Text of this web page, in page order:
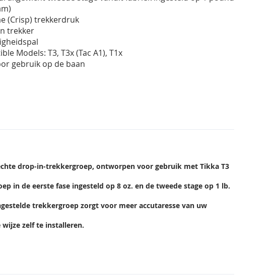
(Crisp) trekkerdruk
trekker
Models: T3, T3x (Tac A1), T1x
gebruik op de baan
drop-in-trekkergroep, ontworpen voor gebruik met Tikka T3
in de eerste fase ingesteld op 8 oz. en de tweede stage op 1 lb.
trekkergroep zorgt voor meer accutaresse van uw
zelf te installeren.